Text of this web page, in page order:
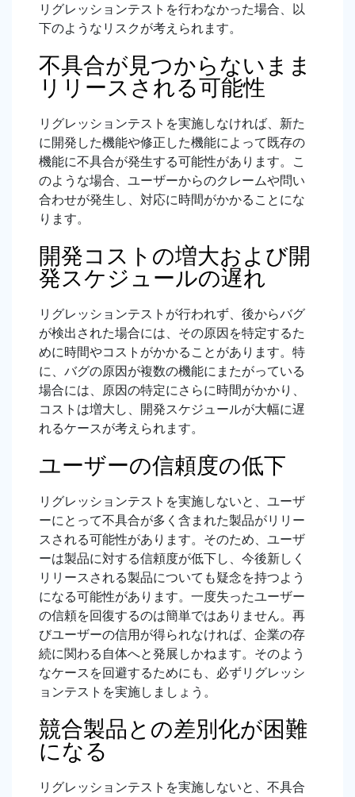
リグレッションテストを行わなかった場合、以
下のようなリスクが考えられます。
不具合が見つからないまま
リリースされる可能性
リグレッションテストを実施しなければ、新た
に開発した機能や修正した機能によって既存の
機能に不具合が発生する可能性があります。こ
のような場合、ユーザーからのクレームや問い
合わせが発生し、対応に時間がかかることにな
ります。
開発コストの増大および開
発スケジュールの遅れ
リグレッションテストが行われず、後からバグ
が検出された場合には、その原因を特定するた
めに時間やコストがかかることがあります。特
に、バグの原因が複数の機能にまたがっている
場合には、原因の特定にさらに時間がかかり、
コストは増大し、開発スケジュールが大幅に遅
れるケースが考えられます。
ユーザーの信頼度の低下
リグレッションテストを実施しないと、ユーザ
ーにとって不具合が多く含まれた製品がリリー
スされる可能性があります。そのため、ユーザ
ーは製品に対する信頼度が低下し、今後新しく
リリースされる製品についても疑念を持つよう
になる可能性があります。一度失ったユーザー
の信頼を回復するのは簡単ではありません。再
びユーザーの信用が得られなければ、企業の存
続に関わる自体へと発展しかねます。そのよう
なケースを回避するためにも、必ずリグレッシ
ョンテストを実施しましょう。
競合製品との差別化が困難
になる
リグレッションテストを実施しないと、不具合